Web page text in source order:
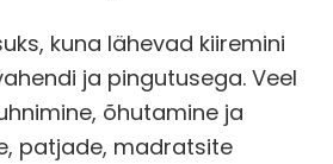
kuna lähevad kiiremini
ja pingutusega. Veel
õhutamine ja
patjade, madratsite